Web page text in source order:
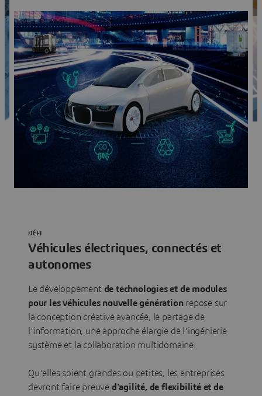
Véhicules électriques, connectés et
autonomes
DÉFI
Le développement de technologies et de modules
pour les véhicules nouvelle générationrepose sur
la conception créative avancée, le partage de
l'information, une approche élargie de l'ingénierie
système et la collaboration multidomaine.
Qu'elles soient grandes ou petites, les entreprises
devront faire preuve d'agilité, de flexibilité et de